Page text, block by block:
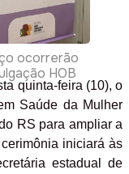
ocorrerão
HOB
quinta-feira (10), o
Saúde da Mulher
RS para ampliar a
cerimônia iniciará às
estadual de